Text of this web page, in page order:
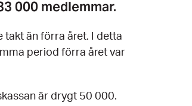
000 medlemmar.
takt än förra året. I detta
period förra året var
är drygt 50 000.